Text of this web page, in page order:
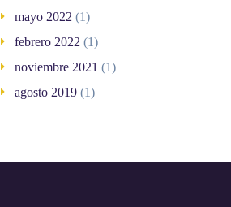
mayo 2022 (1)
febrero 2022 (1)
noviembre 2021 (1)
agosto 2019 (1)